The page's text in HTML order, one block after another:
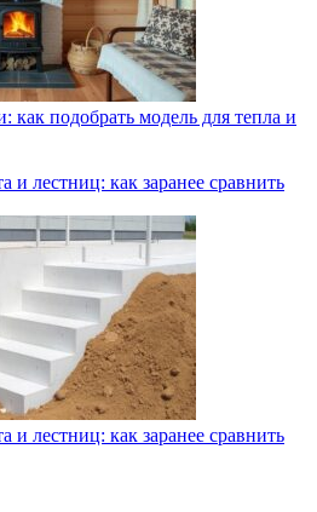
как подобрать модель для тепла и
лестниц: как заранее сравнить
лестниц: как заранее сравнить